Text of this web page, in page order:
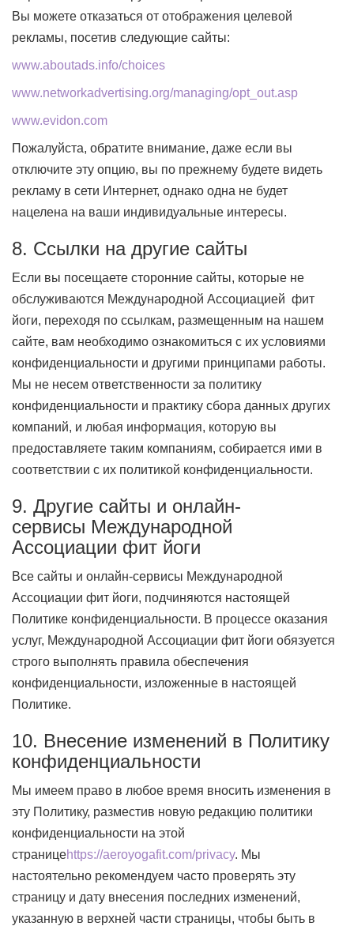
Вы можете отказаться от отображения целевой
рекламы, посетив следующие сайты:
www.aboutads.info/choices
www.networkadvertising.org/managing/opt_out.asp
www.evidon.com
Пожалуйста, обратите внимание, даже если вы
отключите эту опцию, вы по прежнему будете видеть
рекламу в сети Интернет, однако одна не будет
нацелена на ваши индивидуальные интересы.
8. Ссылки на другие сайты
Если вы посещаете сторонние сайты, которые не
обслуживаются Международной Ассоциацией фит
йоги, переходя по ссылкам, размещенным на нашем
сайте, вам необходимо ознакомиться с их условиями
конфиденциальности и другими принципами работы.
Мы не несем ответственности за политику
конфиденциальности и практику сбора данных других
компаний, и любая информация, которую вы
предоставляете таким компаниям, собирается ими в
соответствии с их политикой конфиденциальности.
9. Другие сайты и онлайн-
сервисы Международной
Ассоциации фит йоги
Все сайты и онлайн-сервисы Международной
Ассоциации фит йоги, подчиняются настоящей
Политике конфиденциальности. В процессе оказания
услуг, Международной Ассоциации фит йоги обязуется
строго выполнять правила обеспечения
конфиденциальности, изложенные в настоящей
Политике.
10. Внесение изменений в Политику
конфиденциальности
Мы имеем право в любое время вносить изменения в
эту Политику, разместив новую редакцию политики
конфиденциальности на этой
страницеhttps://aeroyogafit.com/privacy. Мы
настоятельно рекомендуем часто проверять эту
страницу и дату внесения последних изменений,
указанную в верхней части страницы, чтобы быть в